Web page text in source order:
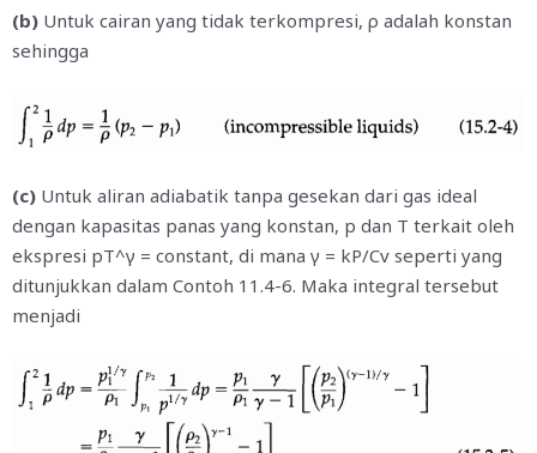
(b) Untuk cairan yang tidak terkompresi, ρ adalah konstan
sehingga
(c) Untuk aliran adiabatik tanpa gesekan dari gas ideal
dengan kapasitas panas yang konstan, p dan T terkait oleh
ekspresi pT^γ = constant, di mana γ = kP/Cv seperti yang
ditunjukkan dalam Contoh 11.4-6. Maka integral tersebut
menjadi